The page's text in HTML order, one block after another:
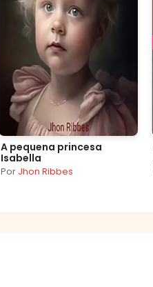
A pequena princesa
Isabella
Por Jhon Ribbes